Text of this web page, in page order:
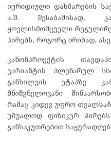
იურიდიული დახმარების
ა.შ. შესაბამისად,
ყოვლისმომცველი
პირებს, როგორც ირიბად,
კანონპროექტის
ვარიანტის პლენარულ
განხილვის ეტაპზე
მნიშვნელოვანი
რამაც კიდევ უფრო
უშუალოდ ფიზიკურ
განსაკუთრებით